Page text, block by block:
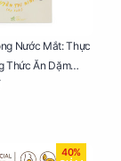
Nước Mắt: Thực
Thức Ăn Dặm
40%